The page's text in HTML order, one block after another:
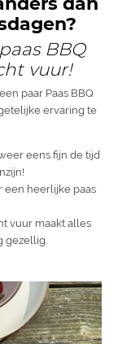
BBQ
vuur!
paar Paas BBQ
ervaring te
eens fijn de tijd
een heerlijke paas
vuur maakt alles
gezellig.